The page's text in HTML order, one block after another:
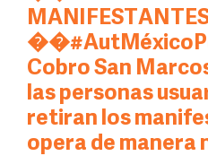
��
Cobro San
las personas
retiran los
opera de manera